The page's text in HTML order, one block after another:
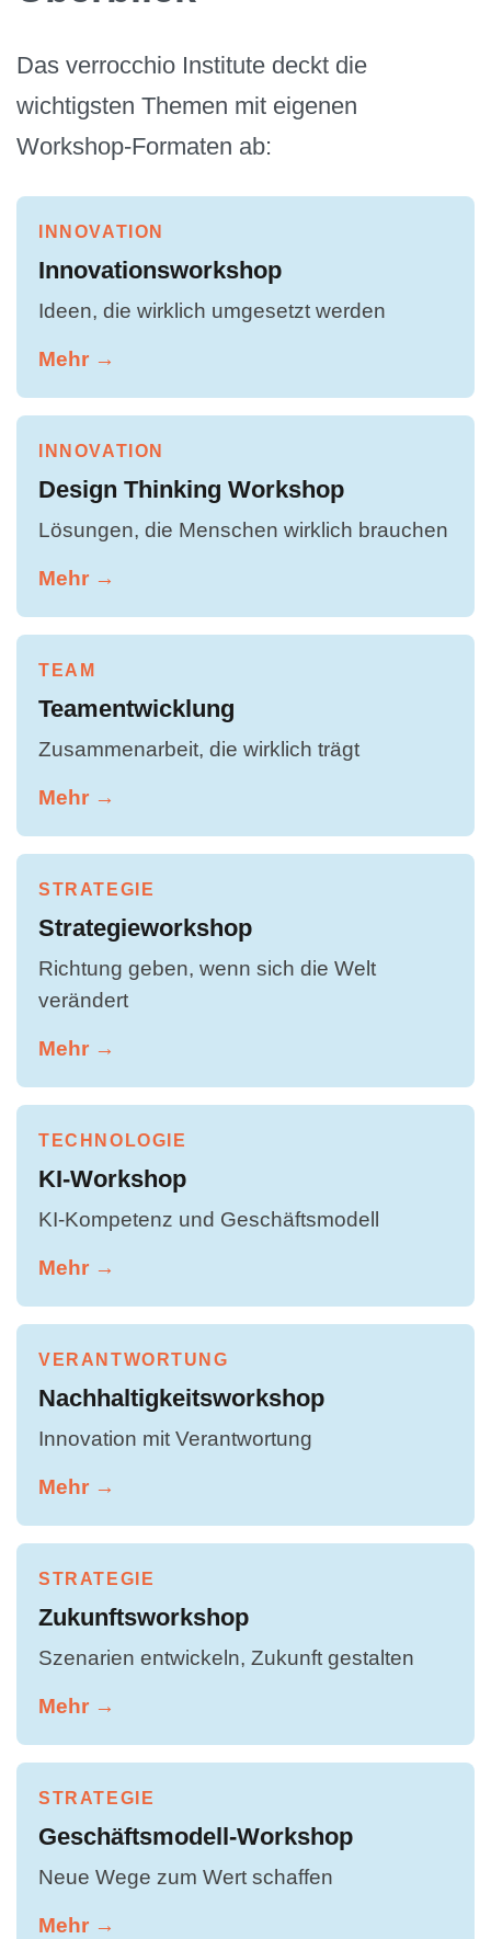
Das verrocchio Institute deckt die
wichtigsten Themen mit eigenen
Workshop-Formaten ab:
INNOVATION
Innovationsworkshop
Ideen, die wirklich umgesetzt werden
Mehr →
INNOVATION
Design Thinking Workshop
Lösungen, die Menschen wirklich brauchen
Mehr →
TEAM
Teamentwicklung
Zusammenarbeit, die wirklich trägt
Mehr →
STRATEGIE
Strategieworkshop
Richtung geben, wenn sich die Welt
verändert
Mehr →
TECHNOLOGIE
KI-Workshop
KI-Kompetenz und Geschäftsmodell
Mehr →
VERANTWORTUNG
Nachhaltigkeitsworkshop
Innovation mit Verantwortung
Mehr →
STRATEGIE
Zukunftsworkshop
Szenarien entwickeln, Zukunft gestalten
Mehr →
STRATEGIE
Geschäftsmodell-Workshop
Neue Wege zum Wert schaffen
Mehr →